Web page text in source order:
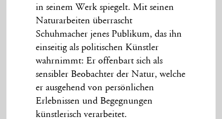
in seinem Werk spiegelt. Mit seinen
Naturarbeiten überrascht
Schuhmacher jenes Publikum, das ihn
einseitig als politischen Künstler
wahrnimmt: Er offenbart sich als
sensibler Beobachter der Natur, welche
er ausgehend von persönlichen
Erlebnissen und Begegnungen
künstlerisch verarbeitet.